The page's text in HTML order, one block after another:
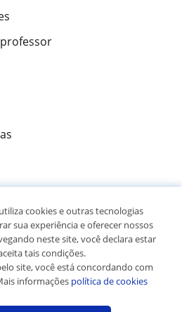
de alunos
aulas particulares
particulares
cookies e outras tecnologias
sua experiência e oferecer nossos
neste site, você declara estar
tais condições.
site, você está concordando com
informações política de cookies